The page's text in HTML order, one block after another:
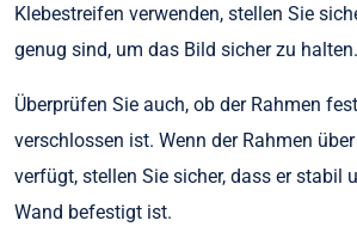
Klebestreifen verwenden, stellen Sie
genug sind, um das Bild sicher zu halten.
Überprüfen Sie auch, ob der Rahmen
verschlossen ist. Wenn der Rahmen
verfügt, stellen Sie sicher, dass er stabil
Wand befestigt ist.